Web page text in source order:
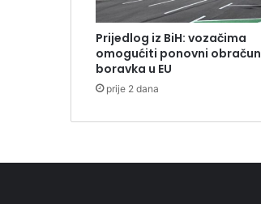
Prijedlog iz BiH: vozačima
omogućiti ponovni obračun
boravka u EU
prije 2 dana